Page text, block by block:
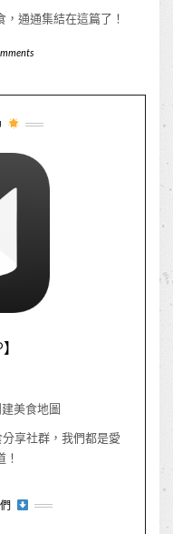
通通集結在這篇了！
美食地圖
享社群，我們都是愛